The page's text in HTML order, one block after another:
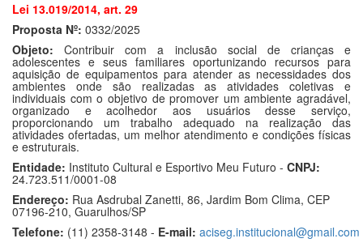
Lei 13.019/2014, art. 29
Proposta Nº: 0332/2025
Objeto: Contribuir com a inclusão social de crianças e
adolescentes e seus familiares oportunizando recursos para
aquisição de equipamentos para atender as necessidades dos
ambientes onde são realizadas as atividades coletivas e
individuais com o objetivo de promover um ambiente agradável,
organizado e acolhedor aos usuários desse serviço,
proporcionando um trabalho adequado na realização das
atividades ofertadas, um melhor atendimento e condições físicas
e estruturais.
Entidade: Instituto Cultural e Esportivo Meu Futuro - CNPJ:
24.723.511/0001-08
Endereço: Rua Asdrubal Zanetti, 86, Jardim Bom Clima, CEP
07196-210, Guarulhos/SP
Telefone: (11) 2358-3148 - E-mail: aciseg.institucional@gmail.com